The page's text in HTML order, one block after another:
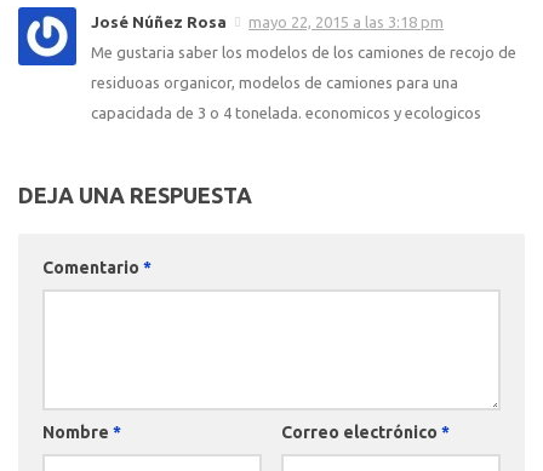
José Núñez Rosa
mayo 22, 2015 a las 3:18 pm
Me gustaria saber los modelos de los camiones de recojo de
residuoas organicor, modelos de camiones para una
capacidada de 3 o 4 tonelada. economicos y ecologicos
DEJA UNA RESPUESTA
Comentario *
Nombre * Correo electrónico *